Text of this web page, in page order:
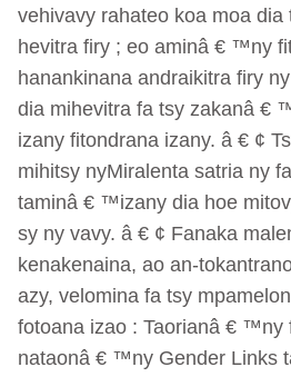
vehivavy rahateo koa moa dia
hevitra firy ; eo aminâ € ™ny
hanankinana andraikitra firy
dia mihevitra fa tsy zakanâ €
izany fitondrana izany. â € ¢
mihitsy nyMiralenta satria ny
taminâ € ™izany dia hoe
sy ny vavy. â € ¢ Fanaka
kenakenaina, ao an-
azy, velomina fa tsy
fotoana izao : Taorianâ € ™ny
nataonâ € ™ny Gender Links